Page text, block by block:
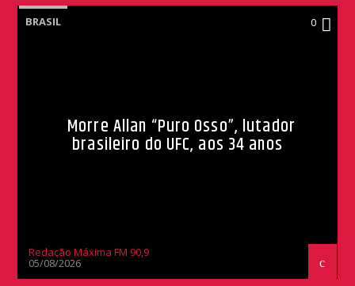
BRASIL 0
Morre Allan “Puro Osso”, lutador
brasileiro do UFC, aos 34 anos
Redação Máxima FM 90,9
05/08/2026